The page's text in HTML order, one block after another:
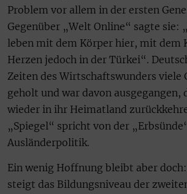
Problem vor allem in der ersten
Gegenüber „Welt Online“ sagte sie:
leben mit dem Körper hier, mit dem
Herzen jedoch in der Türkei“.
Zeiten des Wirtschaftswunders viele
geholt und war davon ausgegangen,
wieder in ihr Heimatland
„Spiegel“ spricht von der
Ausländerpolitik.
Ein wenig Hoffnung bleibt aber
steigt das Bildungsniveau der